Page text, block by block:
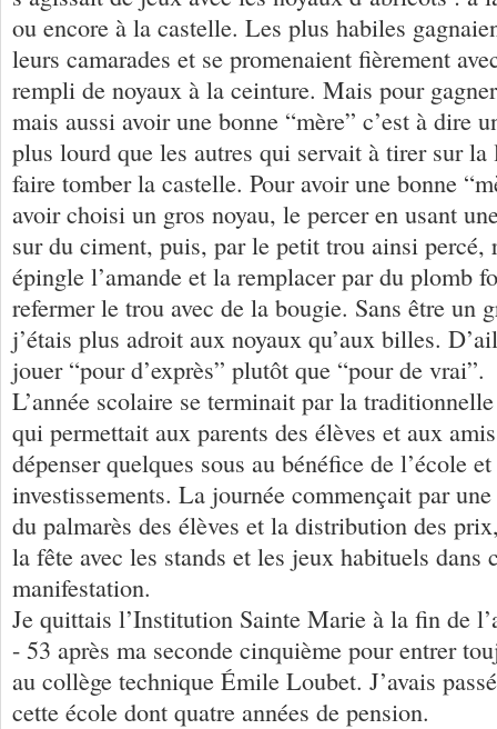
ou encore à la castelle. Les plus habiles
leurs camarades et se promenaient fièrement
rempli de noyaux à la ceinture. Mais pour
mais aussi avoir une bonne “mère” c’est à dire
plus lourd que les autres qui servait à tirer sur la
faire tomber la castelle. Pour avoir une bonne
avoir choisi un gros noyau, le percer en usant
sur du ciment, puis, par le petit trou ainsi percé,
épingle l’amande et la remplacer par du plomb
refermer le trou avec de la bougie. Sans être un
j’étais plus adroit aux noyaux qu’aux billes.
jouer “pour d’exprès” plutôt que “pour de vrai”.
L’année scolaire se terminait par la
qui permettait aux parents des élèves et aux
dépenser quelques sous au bénéfice de l’école
investissements. La journée commençait par
du palmarès des élèves et la distribution des
la fête avec les stands et les jeux habituels dans
manifestation.
Je quittais l’Institution Sainte Marie à la fin de
- 53 après ma seconde cinquième pour entrer
au collège technique Émile Loubet. J’avais
cette école dont quatre années de pension.